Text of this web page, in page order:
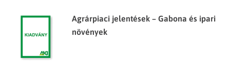
Agrárpiaci jelentések – Gabona és ipari
növények